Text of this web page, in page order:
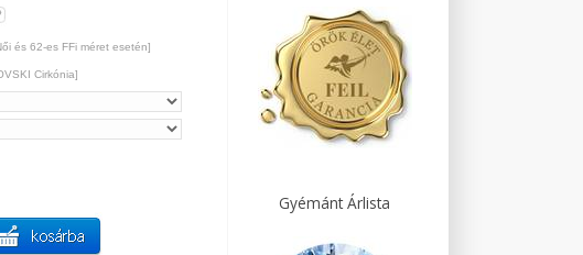
és 62-es FFi méret esetén]
Cirkónia]
Gyémánt Árlista